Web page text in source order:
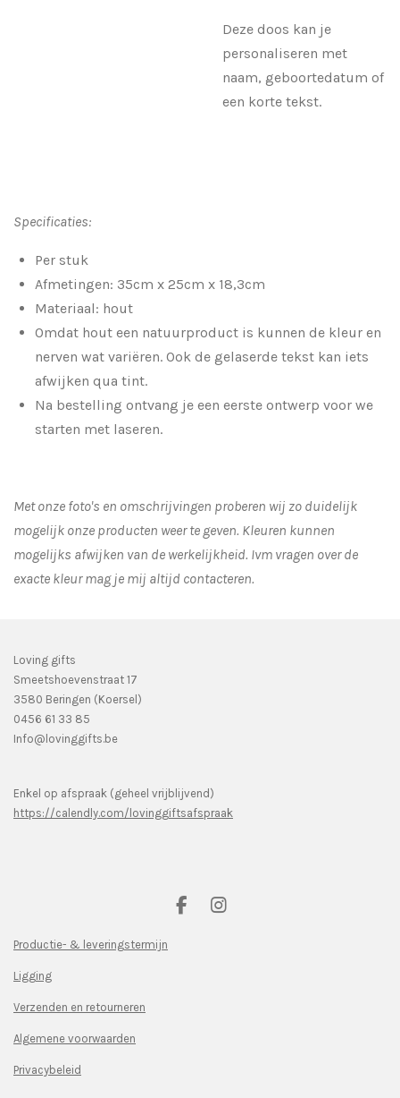
Deze doos kan je
personaliseren met
naam, geboortedatum of
een korte tekst.
Specificaties:
Per stuk
Afmetingen: 35cm x 25cm x 18,3cm
Materiaal: hout
Omdat hout een natuurproduct is kunnen de kleur en
nerven wat variëren. Ook de gelaserde tekst kan iets
afwijken qua tint.
Na bestelling ontvang je een eerste ontwerp voor we
starten met laseren.
Met onze foto's en omschrijvingen proberen wij zo duidelijk
mogelijk onze producten weer te geven. Kleuren kunnen
mogelijks afwijken van de werkelijkheid. Ivm vragen over de
exacte kleur mag je mij altijd contacteren.
Loving gifts
Smeetshoevenstraat 17
3580 Beringen (Koersel)
0456 61 33 85
Info@lovinggifts.be
Enkel op afspraak (geheel vrijblijvend)
https://calendly.com/lovinggiftsafspraak
F
I
Productie- & leveringstermijn
Ligging
Verzenden en retourneren
Algemene voorwaarden
Privacybeleid